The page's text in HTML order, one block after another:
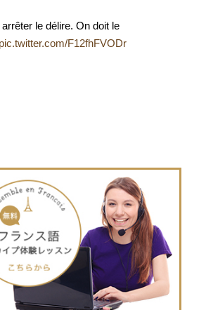
le délire. On doit le
pic.twitter.com/F12fhFVODr